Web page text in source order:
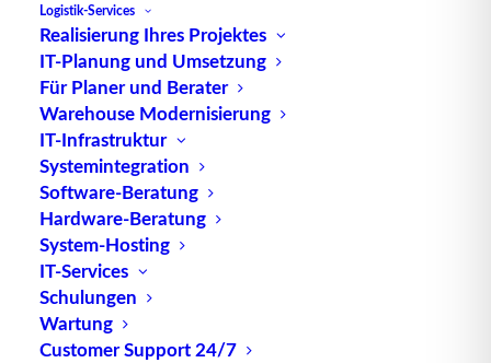
Logistik-Services
Realisierung Ihres Projektes
IT-Planung und Umsetzung
Für Planer und Berater
Warehouse Modernisierung
IT-Infrastruktur
Systemintegration
Software-Beratung
Hardware-Beratung
System-Hosting
IT-Services
Schulungen
Wartung
Customer Support 24/7
Warehouse Control System – kurz: WCS